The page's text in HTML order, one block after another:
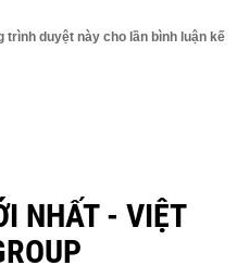
trình duyệt này cho lần bình luận kế
NHẤT - VIỆT